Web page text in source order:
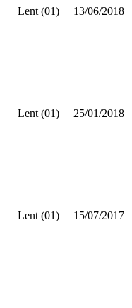
Lent (01) 13/06/2018
Lent (01) 25/01/2018
Lent (01) 15/07/2017